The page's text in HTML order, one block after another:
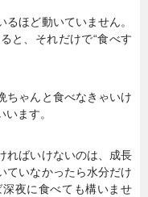
るほど動いていません。
と、それだけで“食べす
ちゃんと食べなきゃいけ
ます。
ればいけないのは、成長
ていなかったら水分だけ
夜に食べても構いませ